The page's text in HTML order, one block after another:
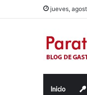
jueves,
Inicio